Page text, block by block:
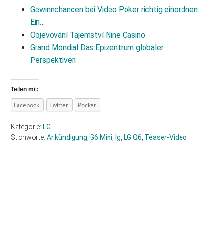
Gewinnchancen bei Video Poker richtig einordnen:
Ein…
Objevování Tajemství Nine Casino
Grand Mondial Das Epizentrum globaler
Perspektiven
Teilen mit:
Facebook Twitter Pocket
Kategorie: LG
Stichworte:Ankündigung ,G6 Mini lg LG Q6 Teaser-Video